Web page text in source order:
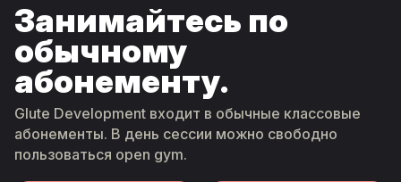
Занимайтесь по
обычному
абонементу.
Glute Development входит в обычные классовые
абонементы. В день сессии можно свободно
пользоваться open gym.